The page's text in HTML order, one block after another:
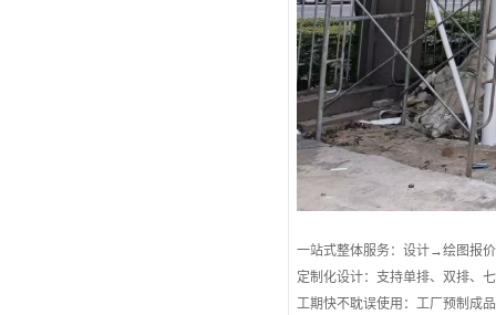
一站式整体服务：设计→绘图报
定制化设计：支持单排、双排、
工期快不耽误使用：工厂预制成